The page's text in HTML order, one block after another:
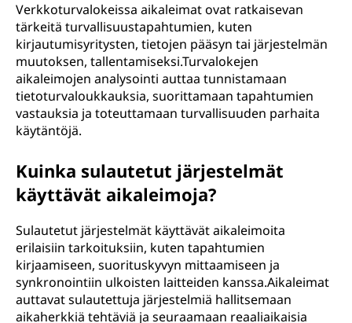
Verkkoturvalokeissa aikaleimat ovat ratkaisevan
tärkeitä turvallisuustapahtumien, kuten
kirjautumisyritysten, tietojen pääsyn tai järjestelmän
muutoksen, tallentamiseksi.Turvalokejen
aikaleimojen analysointi auttaa tunnistamaan
tietoturvaloukkauksia, suorittamaan tapahtumien
vastauksia ja toteuttamaan turvallisuuden parhaita
käytäntöjä.
Kuinka sulautetut järjestelmät
käyttävät aikaleimoja?
Sulautetut järjestelmät käyttävät aikaleimoita
erilaisiin tarkoituksiin, kuten tapahtumien
kirjaamiseen, suorituskyvyn mittaamiseen ja
synkronointiin ulkoisten laitteiden kanssa.Aikaleimat
auttavat sulautettuja järjestelmiä hallitsemaan
aikaherkkiä tehtäviä ja seuraamaan reaaliaikaisia